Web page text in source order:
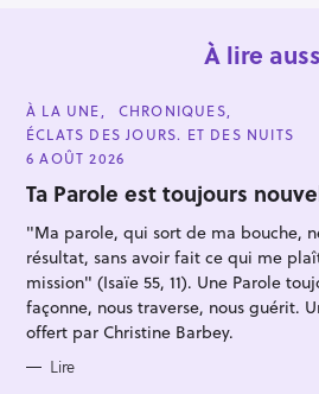
À lire
C
A
T
E
G
O
R
E
À LA UNE
CHRONIQUES
ÉCLATS DES JOURS. ET DES NUITS
6 AOÛT 2026
Ta Parole est toujours
"Ma parole, qui sort de ma bouche,
résultat, sans avoir fait ce qui me
mission" (Isaïe 55, 11). Une Parole
façonne, nous traverse, nous guérit.
offert par Christine Barbey.
Lire